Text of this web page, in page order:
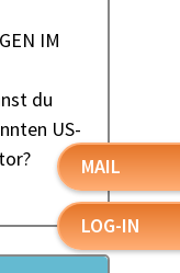
IM
du
US-
MAIL
LOG-IN